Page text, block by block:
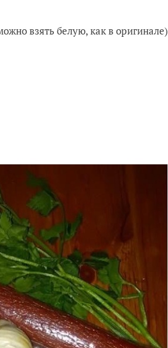
взять белую, как в оригинале)